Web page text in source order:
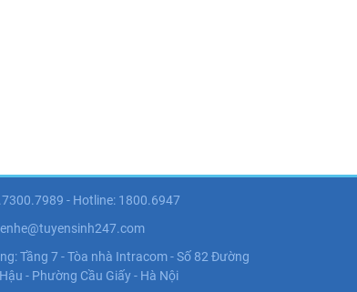
- Hotline: 1800.6947
Tầng 7 - Tòa nhà Intracom - Số 82 Đường
- Phường Cầu Giấy - Hà Nội